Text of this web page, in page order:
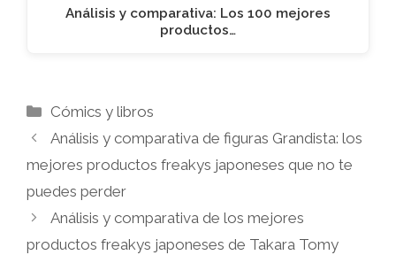
Análisis y comparativa: Los 100 mejores
productos…
Categorías
Cómics y libros
Análisis y comparativa de figuras Grandista: los
mejores productos freakys japoneses que no te
puedes perder
Análisis y comparativa de los mejores
productos freakys japoneses de Takara Tomy